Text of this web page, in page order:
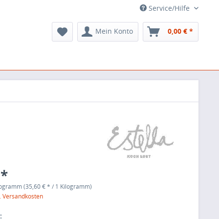
Service/Hilfe
Mein Konto 0,00 € *
(35,60 € * / 1 Kilogramm)
Versandkosten